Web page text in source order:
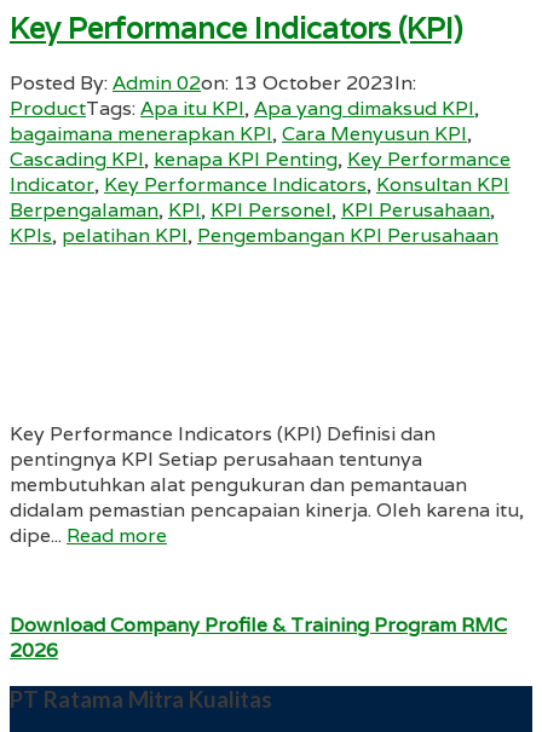
Key Performance Indicators (KPI)
Posted By:Admin 02on: 13 October 2023In:
ProductTags:Apa itu KPI,Apa yang dimaksud KPI,
bagaimana menerapkan KPI,Cara Menyusun KPI,
Cascading KPI, kenapa KPI Penting, Key Performance
Indicator, Key Performance Indicators, Konsultan KPI
Berpengalaman, KPI, KPI Personel, KPI Perusahaan,
KPIs, pelatihan KPI, Pengembangan KPI Perusahaan
Key Performance Indicators (KPI) Definisi dan
pentingnya KPI Setiap perusahaan tentunya
membutuhkan alat pengukuran dan pemantauan
didalam pemastian pencapaian kinerja. Oleh karena itu,
dipe... Read more
Download Company Profile & Training Program RMC
2026
PT Ratama Mitra Kualitas